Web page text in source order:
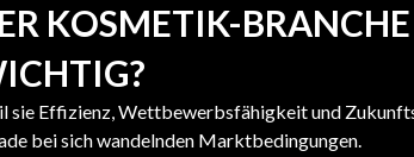
KOSMETIK-
sie Effizienz, Wettbewerbsfähigkeit und
bei sich wandelnden Marktbedingungen.